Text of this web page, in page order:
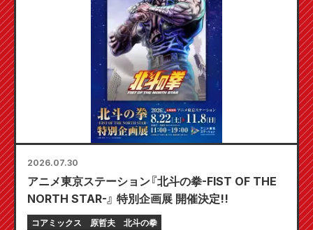
2026.07.30
アニメ東京ステーション『北斗の拳-FIST OF THE
NORTH STAR-』 特別企画展 開催決定!!
コアミックス 原哲夫 北斗の拳